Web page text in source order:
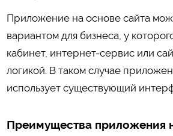
Приложение на основе сайта
вариантом для бизнеса, у
кабинет, интернет-сервис или
логикой. В таком случае
использует существующий
Преимущества приложения